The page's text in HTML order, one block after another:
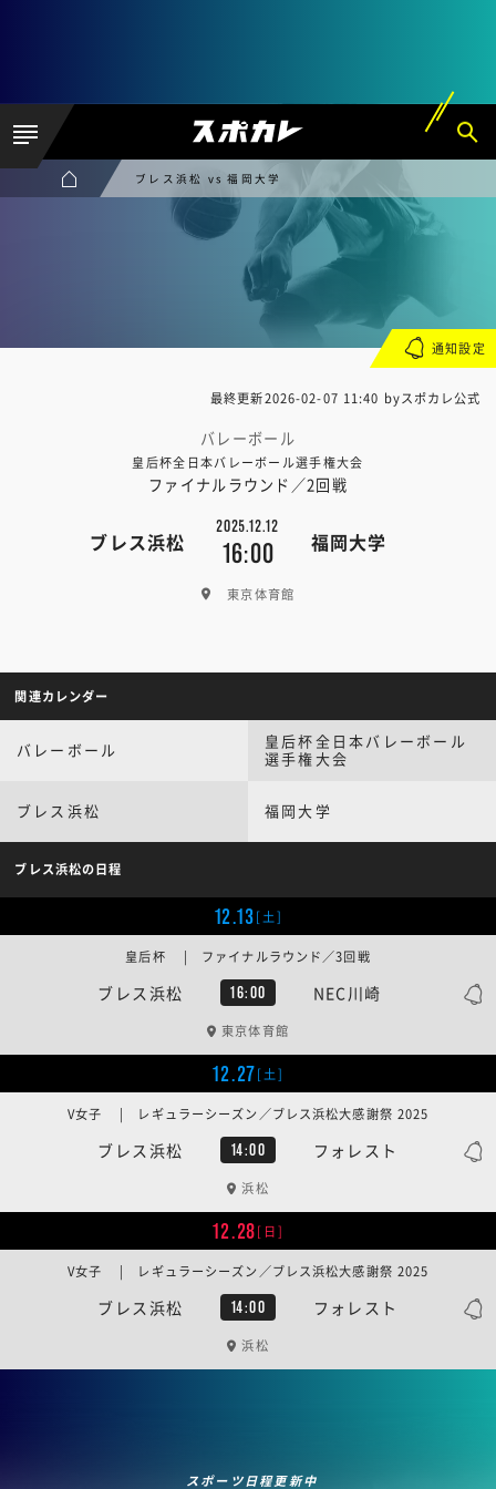
ブレス浜松 vs 福岡大学
最終更新2026-02-07 11:40 byスポカレ公式
バレーボール
皇后杯全日本バレーボール選手権大会
ファイナルラウンド／2回戦
ブレス浜松
2025.12.12
16:00 福岡大学
東京体育館
通知設定
関連カレンダー
バレーボール
皇后杯全日本バレーボール
選手権大会
ブレス浜松 福岡大学
ブレス浜松の日程
12.13[土]
ブレス浜松 16:00 NEC川崎
皇后杯 | ファイナルラウンド／3回戦
東京体育館
12.27[土]
ブレス浜松 14:00 フォレスト
V女子 | レギュラーシーズン／ブレス浜松大感謝祭 2025
浜松
12.28[日]
ブレス浜松 14:00 フォレスト
V女子 | レギュラーシーズン／ブレス浜松大感謝祭 2025
浜松
スポーツ日程更新中